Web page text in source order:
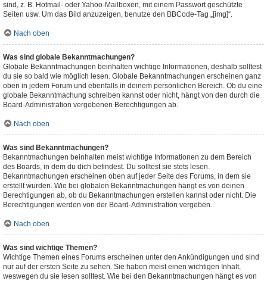
sind, z. B. Hotmail- oder Yahoo-Mailboxen, mit einem Passwort geschützte
Seiten usw. Um das Bild anzuzeigen, benutze den BBCode-Tag „[img]“.
Nach oben
Was sind globale Bekanntmachungen?
Globale Bekanntmachungen beinhalten wichtige Informationen, deshalb solltest
du sie so bald wie möglich lesen. Globale Bekanntmachungen erscheinen ganz
oben in jedem Forum und ebenfalls in deinem persönlichen Bereich. Ob du eine
globale Bekanntmachung schreiben kannst oder nicht, hängt von den durch die
Board-Administration vergebenen Berechtigungen ab.
Nach oben
Was sind Bekanntmachungen?
Bekanntmachungen beinhalten meist wichtige Informationen zu dem Bereich
des Boards, in dem du dich befindest. Du solltest sie stets lesen.
Bekanntmachungen erscheinen oben auf jeder Seite des Forums, in dem sie
erstellt wurden. Wie bei globalen Bekanntmachungen hängt es von deinen
Berechtigungen ab, ob du Bekanntmachungen erstellen kannst oder nicht. Die
Berechtigungen werden von der Board-Administration vergeben.
Nach oben
Was sind wichtige Themen?
Wichtige Themen eines Forums erscheinen unter den Ankündigungen und sind
nur auf der ersten Seite zu sehen. Sie haben meist einen wichtigen Inhalt,
weswegen du sie lesen solltest. Wie bei den Bekanntmachungen hängt es von